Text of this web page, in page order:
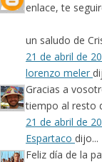
enlace, te
un saludo de
21 de abril de
lorenzo meler
Gracias a
tiempo al resto
21 de abril de
Espartaco dijo...
Feliz día de la